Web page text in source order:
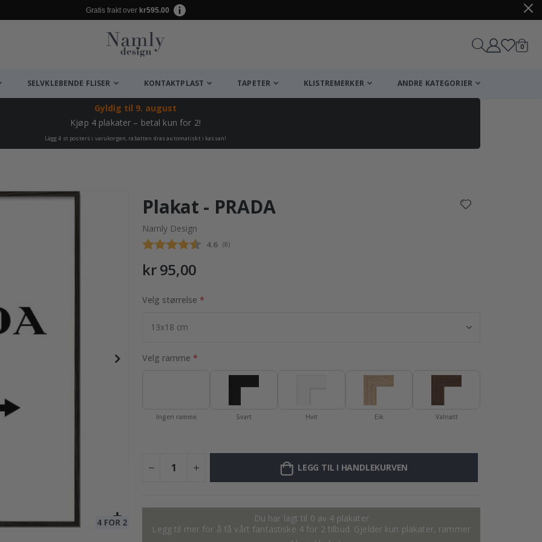
Gratis frakt over kr595.00
0varer
SELVKLEBENDE FLISER KONTAKTPLAST TAPETER KLISTREMERKER ANDRE KATEGORIER
Gyldig til 9. august
Kjøp 4 plakater – betal kun for 2!
Lägg 4 st posters i varukorgen, rabatten dras automatiskt i kassan!
95,00 Kr
Plakat - PRADA
Namly Design
Gjennomsnittskarakter:
4.6 (stemmer:
8)
kr 95,00
Velg størrelse
Velg ramme
Ingen ramme Svart Hvit Eik Valnøtt
LEGG TIL I HANDLEKURVEN
Du har lagt til 0 av 4 plakater
Legg til mer for å få vårt fantastiske 4 for 2 tilbud. Gjelder kun plakater, rammer